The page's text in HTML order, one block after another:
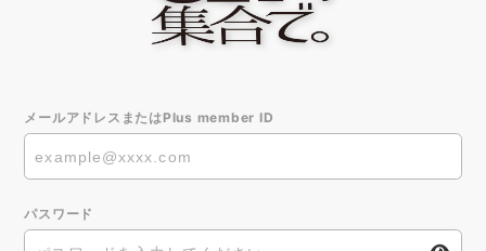
メールアドレスまたはPlus member ID
パスワード